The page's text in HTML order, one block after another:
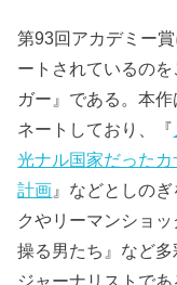
第93回アカデミー賞
ートされているの
ガー』である。本
ネートしており、『
光ナル国家だった
計画 』などとしの
クやリーマンショ
操る男たち』など
ジャーナリストで